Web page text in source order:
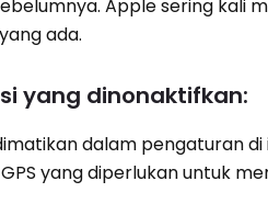
Apple sering
ada.
yang dinonaktifkan:
dalam pengaturan
yang diperlukan untuk